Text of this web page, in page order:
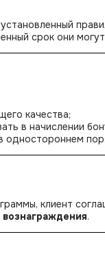
установленный
срок они
качества;
в начислении
одностороннем
клиент
.